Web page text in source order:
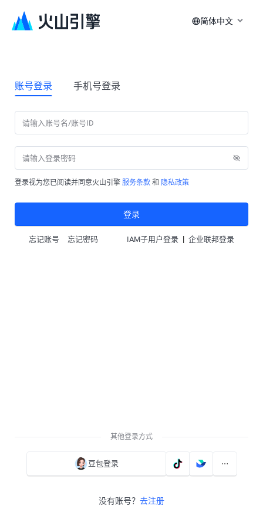
简体中文
账号登录 手机号登录
登录视为您已阅读并同意火山引擎 服务条款 和 隐私政策
登录
忘记账号 忘记密码 IAM子用户登录 | 企业联邦登录
其他登录方式
豆包登录
没有账号？ 去注册